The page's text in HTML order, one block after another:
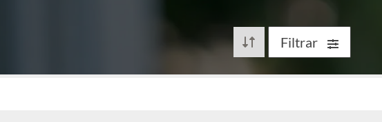
Filtrar